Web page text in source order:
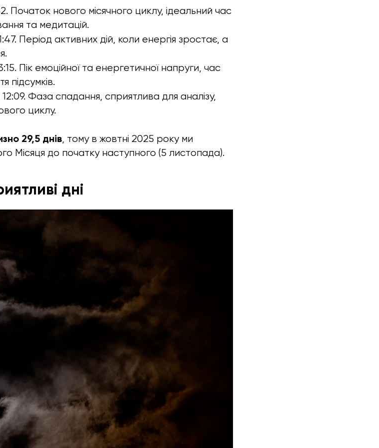
Початок нового місячного циклу, ідеальний час
та медитацій.
Період активних дій, коли енергія зростає, а
Пік емоційної та енергетичної напруги, час
підсумків.
Фаза спадання, сприятлива для аналізу,
циклу.
29,5 днів, тому в жовтні 2025 року ми
Місяця до початку наступного (5 листопада).
дні